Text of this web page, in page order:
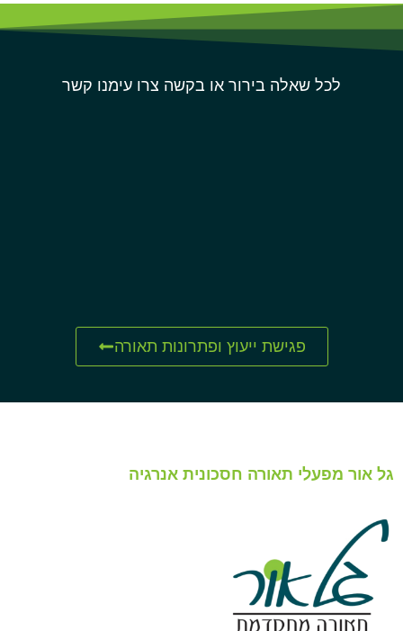
לכל שאלה בירור או בקשה צרו עימנו קשר
פגישת ייעוץ ופתרונות תאורה
גל אור מפעלי תאורה חסכונית אנרגיה